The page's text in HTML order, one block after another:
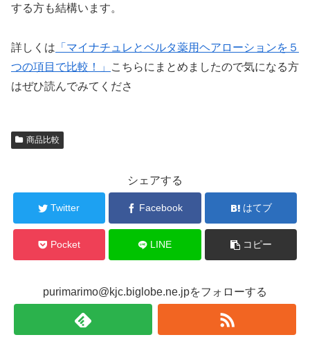
する方も結構います。
詳しくは 「マイナチュレとベルタ薬用ヘアローションを５
つの項目で比較！」
こちらにまとめましたので気になる方
はぜひ読んでみてくださ
商品比較
シェアする
Twitter Facebook はてブ
Pocket LINE コピー
purimarimo@kjc.biglobe.ne.jpをフォローする